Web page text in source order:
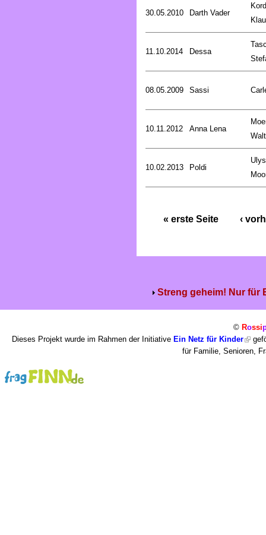
30.05.2010 Darth Vader
11.10.2014 Dessa
08.05.2009 Sassi
10.11.2012 Anna Lena
10.02.2013 Poldi
« erste Seite ‹
Streng geheim! Nur für
© Rossi
Dieses Projekt wurde im Rahmen der Initiative Ein Netz für Kinder
für Familie, Senioren,